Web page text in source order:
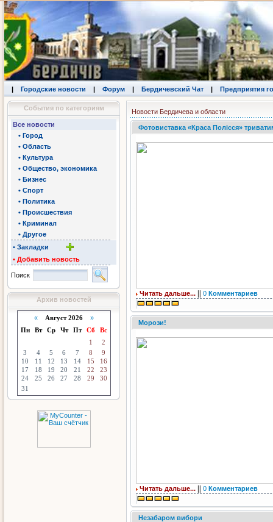
| Городские новости | Форум | Бердичевский Чат | Предприятия
События по категориям
Все новости
• Город
• Область
• Культура
• Общество, экономика
• Бизнес
• Спорт
• Политика
• Происшествия
• Криминал
• Другое
• Закладки
• Добавить новость
Поиск
Архив новостей
«Август 2026 »
Пн
Вт Ср Чт Пт Сб
Вс
1
2
3
4 5 6 7 8
9
10
11 12 13 14 15
16
17
18 19 20 21 22
23
24
25 26 27 28 29
30
31
Новости Бердичева и области
Фотовиставка «Краса Полісся»
Читать дальше... 0 Комментариев
Морози!
Читать дальше... 0 Комментариев
Незабаром вибори